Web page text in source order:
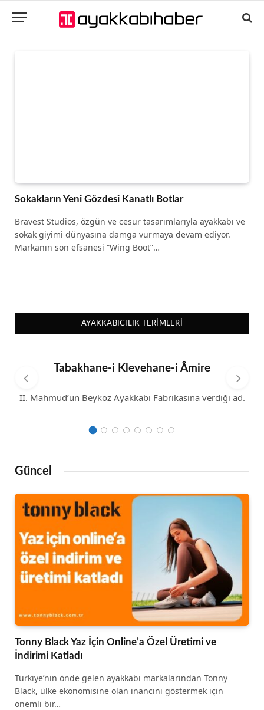
Sokakların Yeni Gözdesi Kanatlı Botlar
Bravest Studios, özgün ve cesur tasarımlarıyla ayakkabı ve
sokak giyimi dünyasına damga vurmaya devam ediyor.
Markanın son efsanesi “Wing Boot”…
AYAKKABICILIK TERIMLERI
Tabakhane-i Klevehane-i Âmire
II. Mahmud’un Beykoz Ayakkabı Fabrikasına verdiği ad.
Güncel
Tonny Black Yaz İçin Online’a Özel Üretimi ve
İndirimi Katladı
Türkiye’nin önde gelen ayakkabı markalarından Tonny
Black, ülke ekonomisine olan inancını göstermek için
önemli bir…